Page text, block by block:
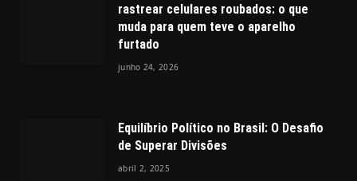
rastrear celulares roubados: o que
muda para quem teve o aparelho
furtado
junho 24, 2026
Equilíbrio Político no Brasil: O Desafio
de Superar Divisões
abril 2, 2025